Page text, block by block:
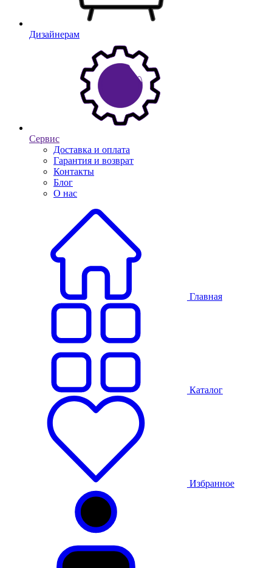
Дизайнерам
Сервис
Доставка и оплата
Гарантия и возврат
Контакты
Блог
О нас
Главная
Каталог
Избранное